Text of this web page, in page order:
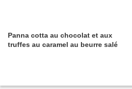
Panna cotta au chocolat et aux
truffes au caramel au beurre salé